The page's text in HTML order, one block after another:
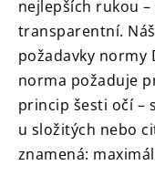
nejlepších rukou
transparentní.
požadavky normy
norma požaduje
princip šesti očí –
u složitých nebo
znamená: